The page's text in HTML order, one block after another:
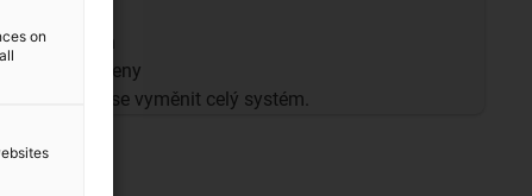
systém
spojeny
musí se vyměnit celý systém.
on